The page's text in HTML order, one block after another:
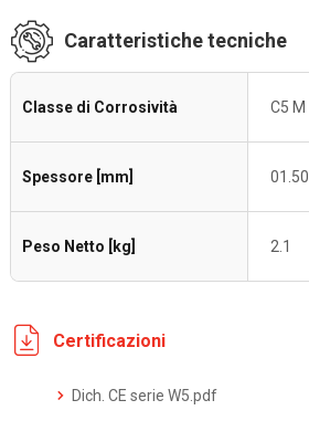
Caratteristiche tecniche
Classe di Corrosività C5 M
Spessore [mm] 01.50
Peso Netto [kg] 2.1
Certificazioni
Dich. CE serie W5.pdf